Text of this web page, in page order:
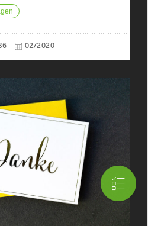
02/2020